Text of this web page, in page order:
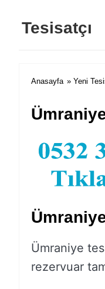
Tesisatçı
Anasayfa » Yeni
Ümraniye
rezervuar